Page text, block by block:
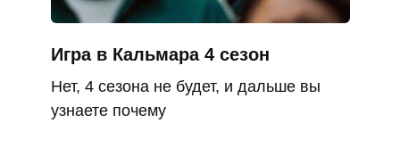
Игра в Кальмара 4 сезон
Нет, 4 сезона не будет, и дальше вы
узнаете почему